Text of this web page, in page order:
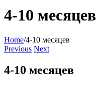
4-10 месяцев
Home/4-10 месяцев
Previous Next
4-10 месяцев